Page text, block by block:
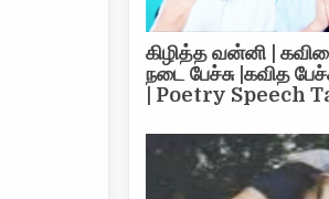
கிழித்த வன்னி |
நடை பேச்சு |கவித
| Poetry Speech